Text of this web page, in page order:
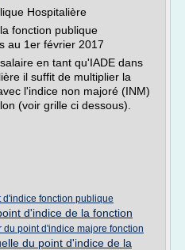
Hospitalière
fonction publique
au 1er février 2017
en tant qu'IADE dans
il suffit de multiplier la
l'indice non majoré (INM)
(voir grille ci dessous).
d'indice fonction publique
d'indice de la fonction
du point d'indice majore fonction
du point d'indice de la